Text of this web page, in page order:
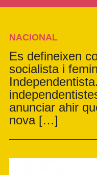
NACIONAL
Es defineixen
socialista i
anunciar ahir
nova […]